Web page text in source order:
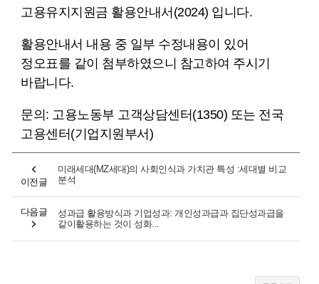
고용유지지원금 활용안내서(2024) 입니다.
활용안내서 내용 중 일부 수정내용이 있어
정오표를 같이 첨부하였으니 참고하여 주시기
바랍니다.
문의: 고용노동부 고객상담센터(1350) 또는 전국
고용센터(기업지원부서)
이전글
미래세대(MZ세대)의 사회인식과 가치관 특성 :세대별 비교
분석
다음글
성과급 활용방식과 기업성과: 개인성과급과 집단성과급을
같이활용하는 것이 성화...